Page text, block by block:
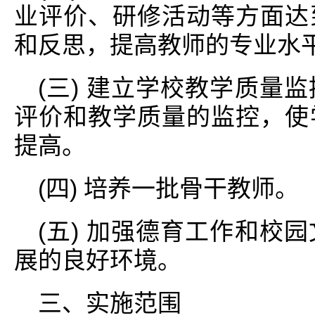
业评价、研修活动等方面
和反思，提高教师的专业水
(三) 建立学校教学质量
评价和教学质量的监控，
提高。
(四) 培养一批骨干教师。
(五) 加强德育工作和校
展的良好环境。
三、实施范围